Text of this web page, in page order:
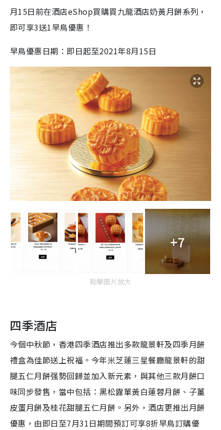
月15日前在酒店eShop買購買九龍酒店奶黃月餅系列，
即可享3送1早鳥優惠！
早鳥優惠日期：即日起至2021年8月15日
+7
點擊圖片放大
四季酒店
今個中秋節，香港四季酒店推出多款龍景軒及四季月餅
禮盒為佳節送上祝福。今年米芝蓮三星餐廳龍景軒的甜
腿五仁月餅强勢回歸並加入新元素，與其他三款月餅口
味同步發售，當中包括：黑松露單黃白蓮蓉月餅、子薑
皮蛋月餅及桂花甜腿五仁月餅。另外，酒店更推出月餅
優惠，由即日至7月31日期間預訂可享8折早鳥訂購優